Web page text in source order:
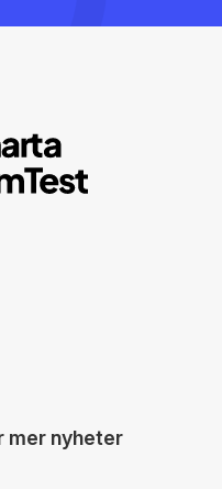
mer nyheter